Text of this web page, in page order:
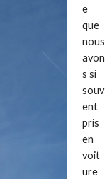
e
que
nous
avon
s si
souv
ent
pris
en
voit
ure